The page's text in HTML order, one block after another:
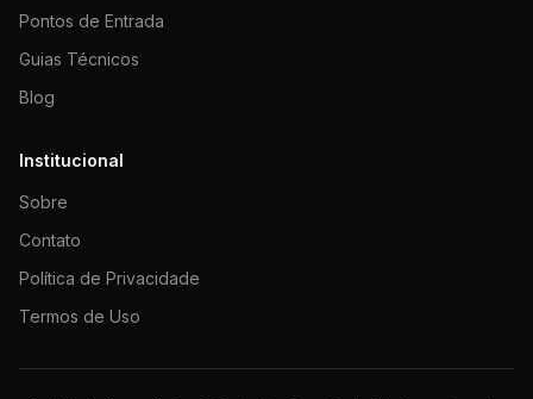
Pontos de Entrada
Guias Técnicos
Blog
Institucional
Sobre
Contato
Política de Privacidade
Termos de Uso